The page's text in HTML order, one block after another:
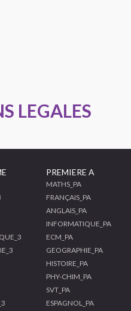
PREMIERE A
MATHS_PA
FRANÇAIS_PA
ANGLAIS_PA
INFORMATIQUE_PA
ECM_PA
GEOGRAPHIE_PA
HISTOIRE_PA
PHY-CHIM_PA
SVT_PA
ESPAGNOL_PA